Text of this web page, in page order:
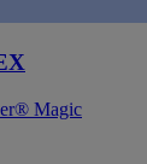
Magic